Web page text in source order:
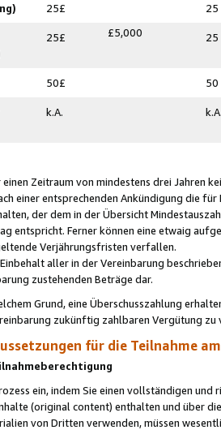
25£ 25
25£ £5,000 25
50£ 50
k.A.
Zeitraum von mindestens drei Jahren
einer entsprechenden Ankündigung die
der dem in der Übersicht
entspricht. Ferner können eine etwaig
Verjährungsfristen verfallen.
aller in der Vereinbarung
zustehenden Beträge dar.
Grund, eine Überschusszahlung
zukünftig zahlbaren Vergütung zu
für die Teilnahme
ein, indem Sie einen vollständigen
(original content) enthalten und über
von Dritten verwenden, müssen